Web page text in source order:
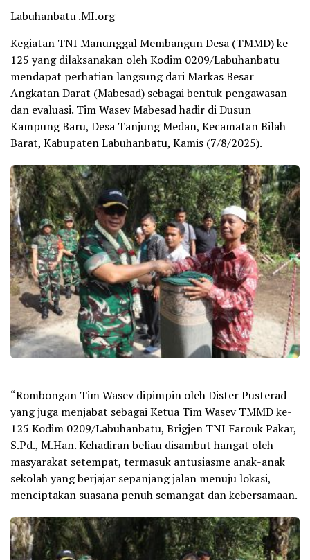
Labuhanbatu .MI.org
Kegiatan TNI Manunggal Membangun Desa (TMMD) ke-
125 yang dilaksanakan oleh Kodim 0209/Labuhanbatu
mendapat perhatian langsung dari Markas Besar
Angkatan Darat (Mabesad) sebagai bentuk pengawasan
dan evaluasi. Tim Wasev Mabesad hadir di Dusun
Kampung Baru, Desa Tanjung Medan, Kecamatan Bilah
Barat, Kabupaten Labuhanbatu, Kamis (7/8/2025).
“Rombongan Tim Wasev dipimpin oleh Dister Pusterad
yang juga menjabat sebagai Ketua Tim Wasev TMMD ke-
125 Kodim 0209/Labuhanbatu, Brigjen TNI Farouk Pakar,
S.Pd., M.Han. Kehadiran beliau disambut hangat oleh
masyarakat setempat, termasuk antusiasme anak-anak
sekolah yang berjajar sepanjang jalan menuju lokasi,
menciptakan suasana penuh semangat dan kebersamaan.